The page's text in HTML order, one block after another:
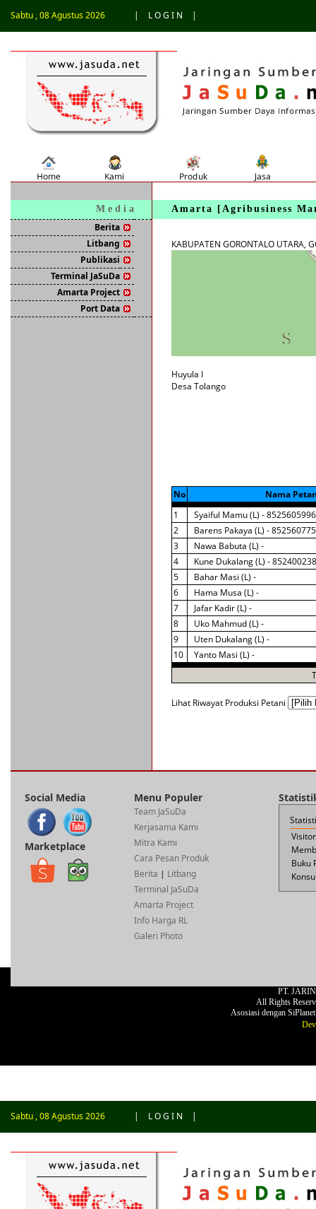
Sabtu , 08 Agustus 2026 | L O G I N |
M e d i a
Berita
Litbang
Publikasi
Terminal JaSuDa
Amarta Project
Port Data
Amarta [Agribusiness
KABUPATEN GORONTALO UTARA,
Huyula I
Desa Tolango
No
Nama
1
Syaiful Mamu (L) -
2
Barens Pakaya (L) -
3
Nawa Babuta (L) -
4
Kune Dukalang (L) -
5
Bahar Masi (L) -
6
Hama Musa (L) -
7
Jafar Kadir (L) -
8
Uko Mahmud (L) -
9
Uten Dukalang (L) -
10
Yanto Masi (L) -
Lihat Riwayat Produksi Petani
Social Media
Marketplace
Menu Populer
Team JaSuDa
Kerjasama Kami
Mitra Kami
Cara Pesan Produk
Berita | Litbang
Terminal JaSuDa
Amarta Project
Info Harga RL
Galeri Photo
Buku
PT.
All Rights
Asosiasi dengan
Sabtu , 08 Agustus 2026 | L O G I N |